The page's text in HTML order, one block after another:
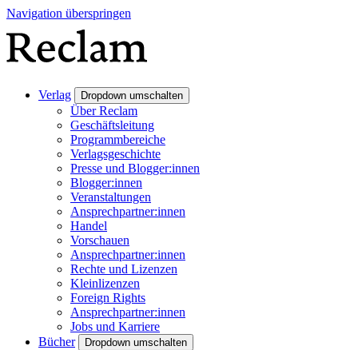
Navigation überspringen
Verlag Dropdown umschalten
Über Reclam
Geschäftsleitung
Programmbereiche
Verlagsgeschichte
Presse und Blogger:innen
Blogger:innen
Veranstaltungen
Ansprechpartner:innen
Handel
Vorschauen
Ansprechpartner:innen
Rechte und Lizenzen
Kleinlizenzen
Foreign Rights
Ansprechpartner:innen
Jobs und Karriere
Bücher
Dropdown umschalten